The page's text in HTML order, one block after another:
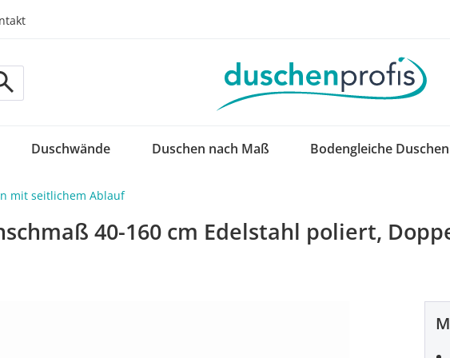
Duschwände Duschen nach Maß Bodengleiche Duschen
mit seitlichem Ablauf
40-160 cm Edelstahl poliert,